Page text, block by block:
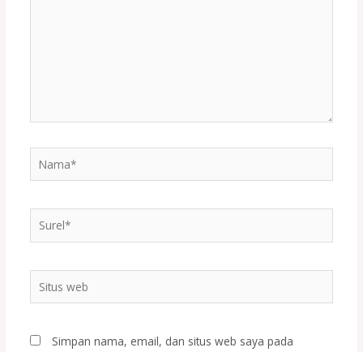
Surel*
web
Simpan nama, email, dan situs web saya pada